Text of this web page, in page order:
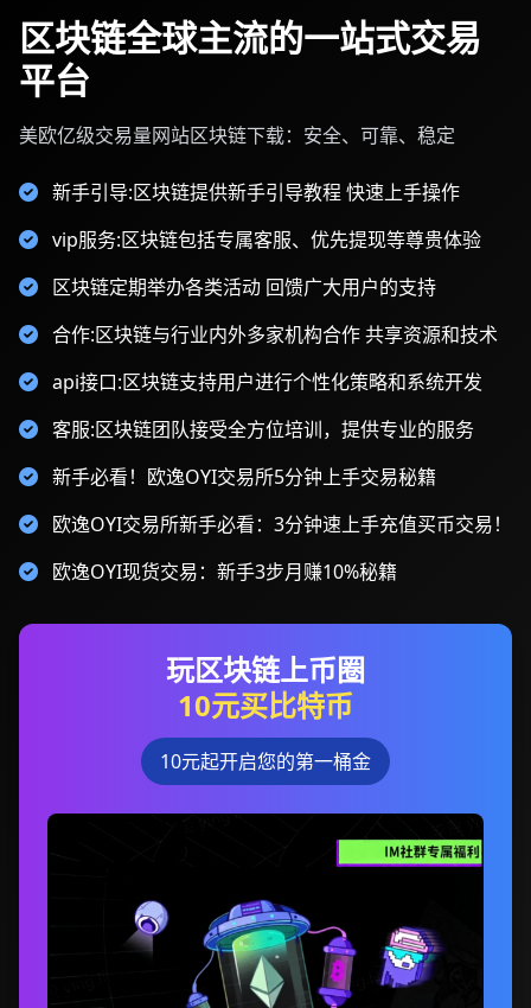
区块链全球主流的一站式交易
平台
美欧亿级交易量网站区块链下载：安全、可靠、稳定
新手引导:区块链提供新手引导教程 快速上手操作
vip服务:区块链包括专属客服、优先提现等尊贵体验
区块链定期举办各类活动 回馈广大用户的支持
合作:区块链与行业内外多家机构合作 共享资源和技术
api接口:区块链支持用户进行个性化策略和系统开发
客服:区块链团队接受全方位培训，提供专业的服务
新手必看！欧逸OYI交易所5分钟上手交易秘籍
欧逸OYI交易所新手必看：3分钟速上手充值买币交易！
欧逸OYI现货交易：新手3步月赚10%秘籍
玩区块链上币圈
10元买比特币
10元起开启您的第一桶金